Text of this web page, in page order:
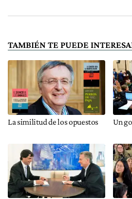
TAMBIÉN TE PUEDE
La similitud de los opuestos Un